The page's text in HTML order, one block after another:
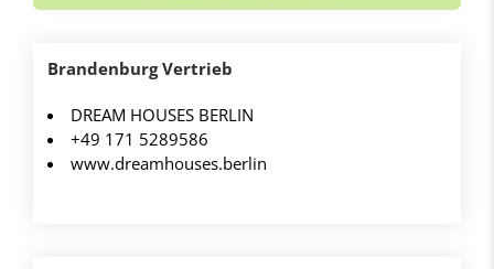
Brandenburg Vertrieb
DREAM HOUSES BERLIN
+49 171 5289586
www.dreamhouses.berlin